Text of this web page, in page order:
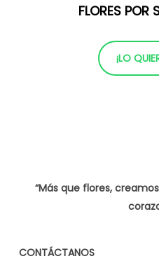
FLORES POR
¡LO
“Más que flores,
CONTÁCTANOS